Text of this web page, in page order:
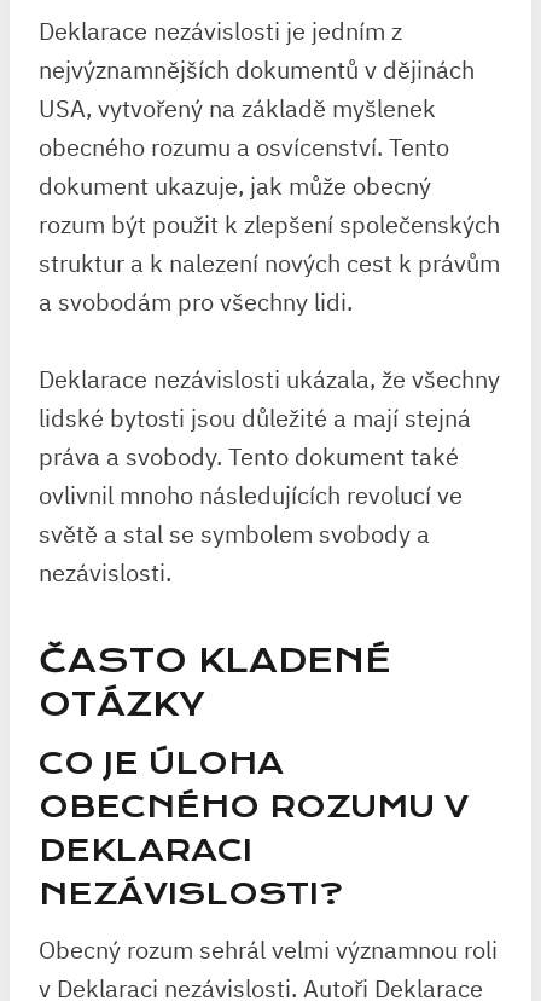
Deklarace nezávislosti je jedním z
nejvýznamnějších dokumentů v dějinách
USA, vytvořený na základě myšlenek
obecného rozumu a osvícenství. Tento
dokument ukazuje, jak může obecný
rozum být použit k zlepšení společenských
struktur a k nalezení nových cest k právům
a svobodám pro všechny lidi.
Deklarace nezávislosti ukázala, že všechny
lidské bytosti jsou důležité a mají stejná
práva a svobody. Tento dokument také
ovlivnil mnoho následujících revolucí ve
světě a stal se symbolem svobody a
nezávislosti.
ČASTO KLADENÉ
OTÁZKY
CO JE ÚLOHA
OBECNÉHO ROZUMU V
DEKLARACI
NEZÁVISLOSTI?
Obecný rozum sehrál velmi významnou roli
v Deklaraci nezávislosti. Autoři Deklarace